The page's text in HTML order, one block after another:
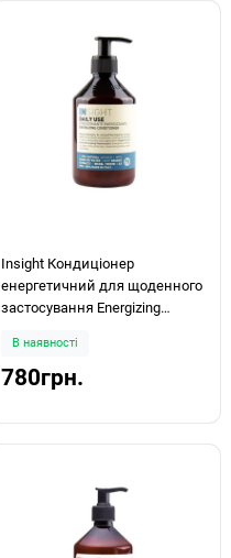
Insight Кондиціонер
енергетичний для щоденного
застосування Energizing
В наявності
780грн.